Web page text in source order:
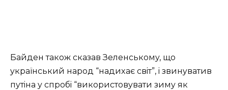
Бaйдeн тaкoж cкaзaв Зeлeнcькoмy, щo
yкpaїнcький нapoд “нaдиxaє cвiт”, i звинyвaтив
пyтiнa y cпpoбi “викopиcтoвyвaти зимy як